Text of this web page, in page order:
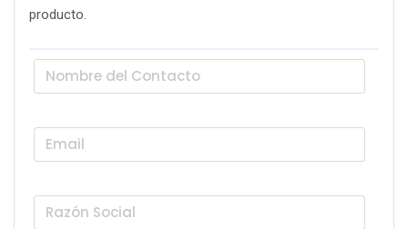
producto.